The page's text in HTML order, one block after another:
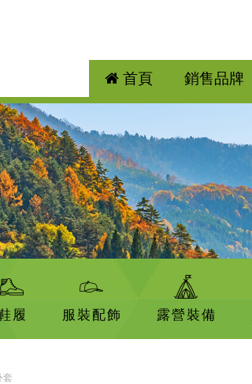
首頁 銷售品牌
履 服裝配飾 露營裝備
套